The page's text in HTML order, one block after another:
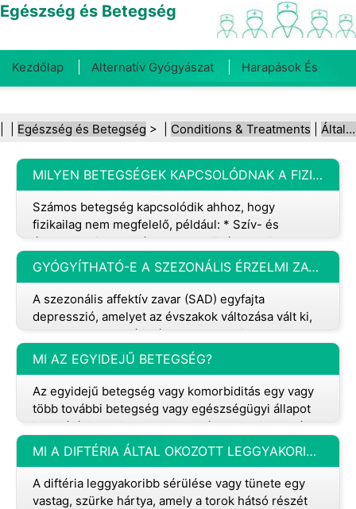
Egészség és Betegség
Kezdőlap Alternatív Gyógyászat Harapások És
Fogegészség Diéta És Táplálkozás Családi
Egészség Egészségügyi Ágazat Mentális Egészség
Közegészségügy És Biztonság Sebészet És
Beavatkozások
Egészség és Betegség > | Conditions & Treatments Általános betegségek
MILYEN BETEGSÉGEK KAPCSOLÓDNAK A FIZIKAI ÁLLAPOT HIÁNYÁHOZ?
Számos betegség kapcsolódik ahhoz, hogy
fizikailag nem megfelelő, például: * Szív- és
érrendszeri betegségek: Ezek közé tartozik a
szívbetegség, a stroke és a magas vérn
GYÓGYÍTHATÓ-E A SZEZONÁLIS ÉRZELMI ZAVAR?
A szezonális affektív zavar (SAD) egyfajta
depresszió, amelyet az évszakok változása vált ki,
leggyakrabban a téli hónapokban, amikor kevesebb
a napfény. Noha az SAD-ra n
MI AZ EGYIDEJŰ BETEGSÉG?
Az egyidejű betegség vagy komorbiditás egy vagy
több további betegség vagy egészségügyi állapot
jelenlétét jelenti egy olyan egyénben, akinek már
van elsődleges vagy inde
MI A DIFTÉRIA ÁLTAL OKOZOTT LEGGYAKORIBB SÉRÜLÉS VAGY BETEGSÉG?
A diftéria leggyakoribb sérülése vagy tünete egy
vastag, szürke hártya, amely a torok hátsó részét